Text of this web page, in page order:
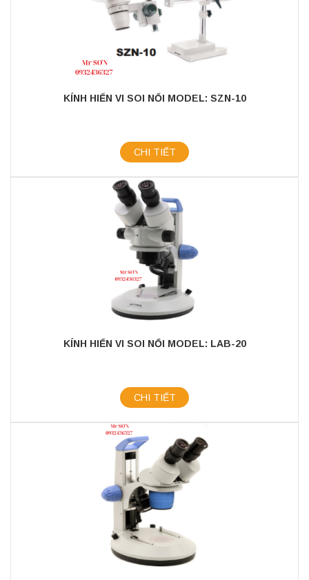
KÍNH HIỂN VI SOI NỔI MODEL: SZN-10
CHI TIẾT
KÍNH HIỂN VI SOI NỔI MODEL: LAB-20
CHI TIẾT